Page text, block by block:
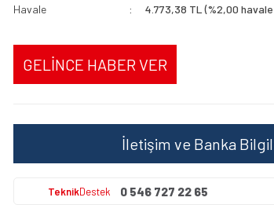
Havale
4.773,38 TL (%2,00
GELİNCE HABER VER
İletişim ve Banka
TeknikDestek 0 546 727 22 65